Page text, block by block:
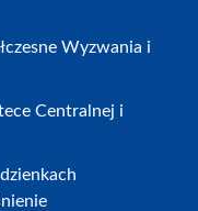
Wyzwania i
Centralnej i